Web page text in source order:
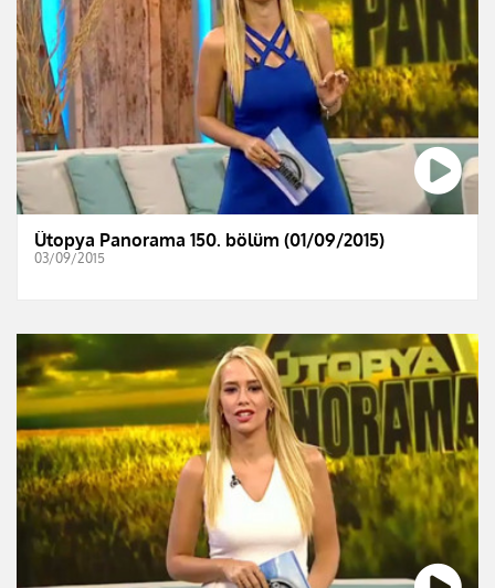
Ütopya Panorama 150. bölüm (01/09/2015)
03/09/2015